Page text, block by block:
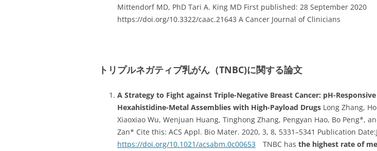
Mittendorf MD, PhD Tari A. King MD First published: 28 September 2020
https://doi.org/10.3322/caac.21643 A Cancer Journal of Clinicians
トリプルネガティブ乳がん（TNBC)に関する論文
A Strategy to Fight against Triple-Negative Breast Cancer: pH-Responsive
Hexahistidine-Metal Assemblies with High-Payload Drugs Long Zhang,
Xiaoxiao Wu, Wenjuan Huang, Tinghong Zhang, Pengyan Hao, Bo Peng*,
Zan* Cite this: ACS Appl. Bio Mater. 2020, 3, 8, 5331–5341 Publication
https://doi.org/10.1021/acsabm.0c00653 TNBC has the highest rate of